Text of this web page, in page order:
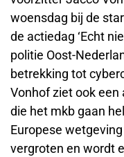
woensdag bij de
de actiedag ‘Echt
politie Oost-
betrekking tot
Vonhof ziet ook
die het mkb gaan
Europese
vergroten en wordt